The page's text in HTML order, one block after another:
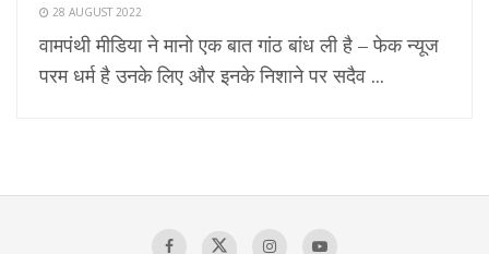
28 AUGUST 2022
वामपंथी मीडिया ने मानो एक बात गांठ बांध ली है – फेक न्यूज
परम धर्म है उनके लिए और इनके निशाने पर सदैव ...